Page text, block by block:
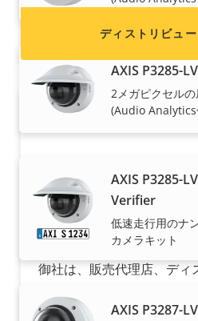
AXIS P3285-
2メガピクセル
(Audio Analytics
AXIS P3285-
Verifier
低速走行用のナ
カメラキット
AXIS P3287-
ディストリビュ
パートナーになる
御社は、販売代理店、ディ
ステムインテグレーター、
すか? 世界のほぼすべての